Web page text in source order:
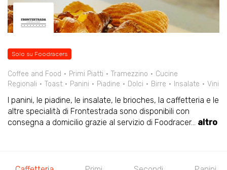
Solo su Foodracers
Coffee and Food Primi Piatti Tramezzino
Cucine
Regionali
Toast Panini Piadine Dolci Birre Insalate Vini
I panini, le piadine, le insalate, le brioches, la caffetteria e le
altre specialità di Frontestrada sono disponibili con
consegna a domicilio grazie al servizio di Foodracer... altro